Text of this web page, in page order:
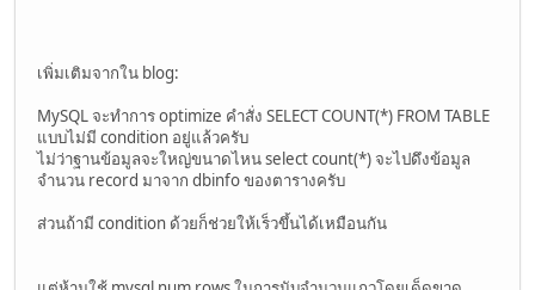
เพิ่มเติมจากใน blog:
MySQL จะทำการ optimize คำสั่ง SELECT COUNT(*) FROM TABLE
แบบไม่มี condition อยู่แล้วครับ
ไม่ว่าฐานข้อมูลจะใหญ่ขนาดไหน select count(*) จะไปดึงข้อมูล
จำนวน record มาจาก dbinfo ของตารางครับ
ส่วนถ้ามี condition ด้วยก็ช่วยให้เร็วขึ้นได้เหมือนกัน